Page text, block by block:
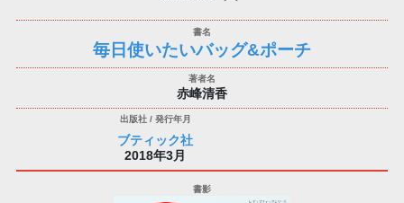
毎日使いたいバッグ&ポーチ
赤峰清香
ブティック社
2018年3月